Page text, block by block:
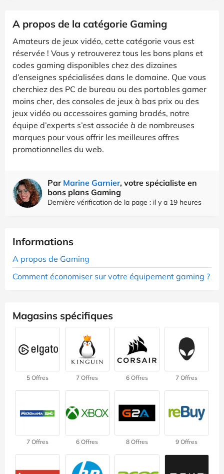
A propos de la catégorie Gaming
Amateurs de jeux vidéo, cette catégorie vous est
réservée ! Vous y retrouverez tous les bons plans et
codes gaming disponibles chez des dizaines
d’enseignes spécialisées dans le domaine. Que vous
cherchiez des PC de bureau ou des portables gamer
moins cher, des consoles de jeux à bas prix ou des
jeux vidéo ou accessoires gaming bradés, notre
équipe d’experts s’est associée à de nombreuses
marques pour vous offrir les meilleures offres
promotionnelles du web.
Par Marine Garnier, votre spécialiste en
bons plans Gaming
Dernière vérification de la page : il y a 19 heures
Informations
A propos de Gaming
Comment économiser sur votre équipement gaming ?
Magasins spécifiques
5 Offres 7 Offres 6 Offres 7 Offres
7 Offres 6 Offres 8 Offres 9 Offres